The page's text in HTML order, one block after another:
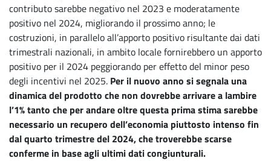
contributo sarebbe negativo nel 2023 e moderatamente
positivo nel 2024, migliorando il prossimo anno; le
costruzioni, in parallelo all’apporto positivo risultante dai dati
trimestrali nazionali, in ambito locale fornirebbero un apporto
positivo per il 2024 peggiorando per effetto del minor peso
degli incentivi nel 2025. Per il nuovo anno si segnala una
dinamica del prodotto che non dovrebbe arrivare a lambire
l’1% tanto che per andare oltre questa prima stima sarebbe
necessario un recupero dell’economia piuttosto intenso fin
dal quarto trimestre del 2024, che troverebbe scarse
conferme in base agli ultimi dati congiunturali.